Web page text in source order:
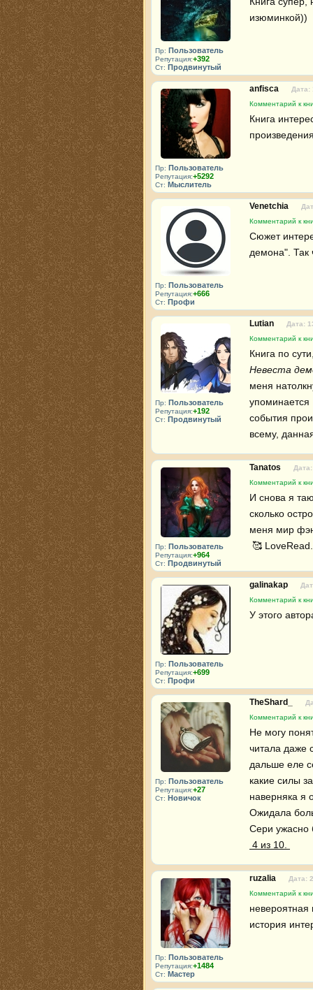
Пр: Пользователь
Репутация:+392
Ст: Продвинутый
изюминкой))
Пр: Пользователь
Репутация:+5292
Ст: Мыслитель
anfisca
Дата:
Комментарий к
Книга
Пр: Пользователь
Репутация:+666
Ст: Профи
Venetchia
Комментарий к
Сюжет
демона". Так
Пр: Пользователь
Репутация:+192
Ст: Продвинутый
Lutian
Дата:
Комментарий к
Невеста
меня
события
всему,
Пр: Пользователь
Репутация:+964
Ст: Продвинутый
Tanatos
Комментарий к
И снова я
сколько
меня мир
🥰
Пр: Пользователь
Репутация:+699
Ст: Профи
galinakap
Комментарий к
У этого
Пр: Пользователь
Репутация:+27
Ст: Новичок
TheShard_
Комментарий к
Не могу
читала даже
дальше еле
какие силы
наверняка я
Ожидала
4 из 10.
Пр: Пользователь
Репутация:+1484
Ст: Мастер
ruzalia
Дата:
Комментарий к
невероятная
история